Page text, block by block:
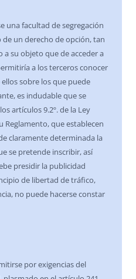
una facultad de segregación
un derecho de opción, tan
su objeto que de acceder a
a los terceros conocer
sobre los que puede
es indudable que se
artículos 9.2º. de la Ley
Reglamento, que establecen
claramente determinada la
se pretende inscribir, así
presidir la publicidad
de libertad de tráfico,
no puede hacerse constar
por exigencias del